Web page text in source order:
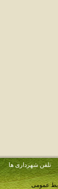
تلفن شهرداری ها
عمومی